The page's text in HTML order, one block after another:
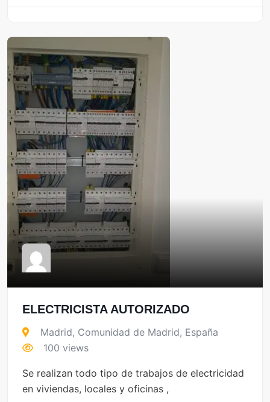
ELECTRICISTA AUTORIZADO
Madrid, Comunidad de Madrid, España
100 views
Se realizan todo tipo de trabajos de electricidad
en viviendas, locales y oficinas ,